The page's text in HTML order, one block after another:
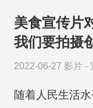
美食宣传片
我们要拍摄
2022-06-27 影片 -
随着人民生活